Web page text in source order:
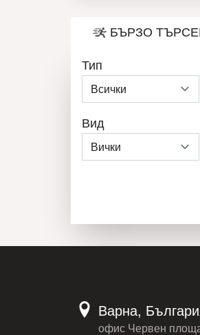
БЪРЗО
Тип
Вид
Варна,
офис Червен